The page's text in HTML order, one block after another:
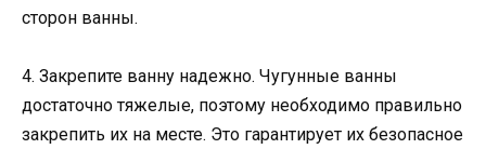
сторон ванны.
4. Закрепите ванну надежно. Чугунные ванны
достаточно тяжелые, поэтому необходимо правильно
закрепить их на месте. Это гарантирует их безопасное